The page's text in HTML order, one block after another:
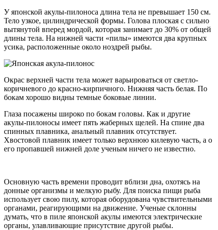
У японской акулы-пилоноса длина тела не превышает 150 см.
Тело узкое, цилиндрической формы. Голова плоская с сильно
вытянутой вперед мордой, которая занимает до 30% от общей
длины тела. На нижней части «пилы» имеются два крупных
усика, расположенные около ноздрей рыбы.
Окрас верхней части тела может варьироваться от светло-
коричневого до красно-кирпичного. Нижняя часть белая. По
бокам хорошо видны темные боковые линии.
Глаза посажены широко по бокам головы. Как и другие
акулы-пилоносы имеет пять жаберных щелей. На спине два
спинных плавника, анальный плавник отсутствует.
Хвостовой плавник имеет только верхнюю килевую часть, а о
его пропавшей нижней доле ученым ничего не известно.
Основную часть времени проводит вблизи дна, охотясь на
донные организмы и мелкую рыбу. Для поиска пищи рыба
использует свою пилу, которая оборудована чувствительными
органами, реагирующими на движение. Ученые склонны
думать, что в пиле японской акулы имеются электрические
органы, улавливающие присутствие другой рыбы.